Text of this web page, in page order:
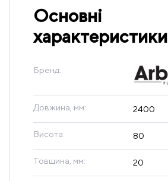
Основні
характеристики
Бренд:
Довжина, мм: 2400
Висота: 80
Товщина, мм: 20